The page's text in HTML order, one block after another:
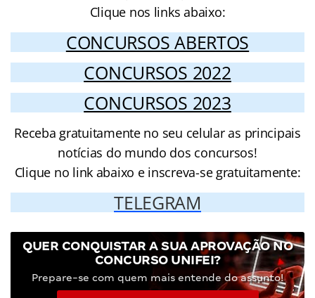
Clique nos links abaixo:
CONCURSOS ABERTOS
CONCURSOS 2022
CONCURSOS 2023
Receba gratuitamente no seu celular as principais
notícias do mundo dos concursos!
Clique no link abaixo e inscreva-se gratuitamente:
TELEGRAM
QUER CONQUISTAR A SUA APROVAÇÃO NO
CONCURSO UNIFEI?
Prepare-se com quem mais entende do assunto!